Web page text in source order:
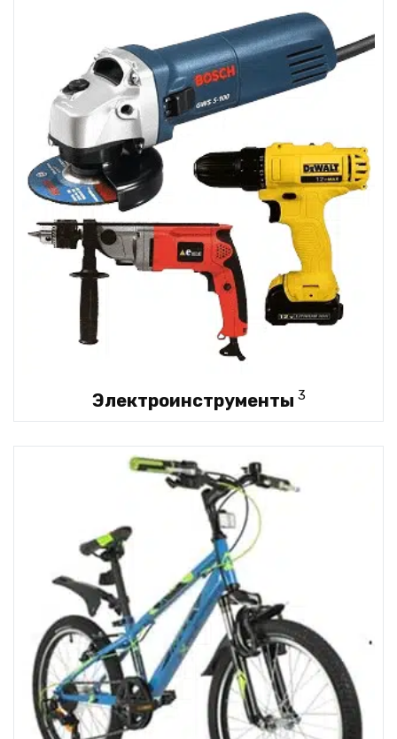
Электроинструменты 3